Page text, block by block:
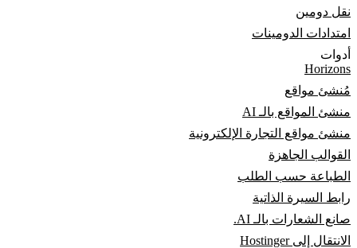
نقل دومين
امتدادات الدومينات
أدوات
Horizons
مُنشئ مواقع
منشئ المواقع بالـ AI
منشئ مواقع التجارة الإلكترونية
القوالب الجاهزة
الطباعة حسب الطلب
رابط السيرة الذاتية
صانع الشعارات بالـ AI.
الانتقال إلى Hostinger